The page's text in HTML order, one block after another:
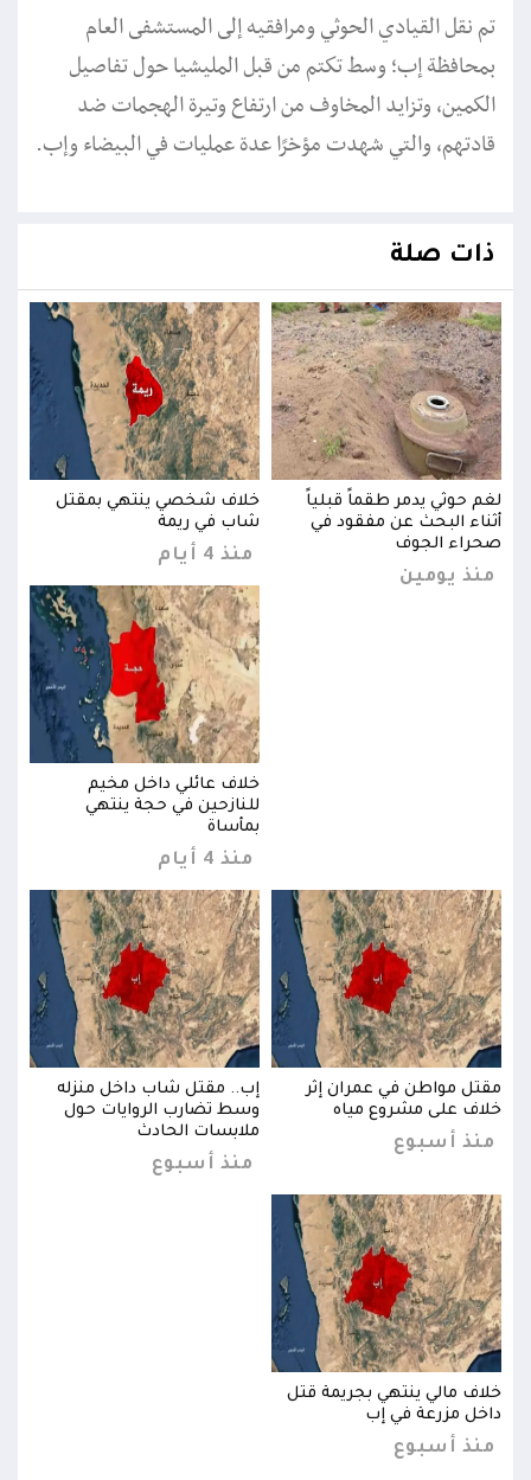
تم نقل القيادي الحوثي ومرافقيه إلى المستشفى العام
بمحافظة إب؛ وسط تكتم من قبل المليشيا حول تفاصيل
الكمين، وتزايد المخاوف من ارتفاع وتيرة الهجمات ضد
قادتهم، والتي شهدت مؤخرًا عدة عمليات في البيضاء وإب.
ذات صلة
لغم حوثي يدمر طقماً قبلياً
أثناء البحث عن مفقود في
صحراء الجوف
منذ يومين
خلاف شخصي ينتهي بمقتل
شاب في ريمة
منذ 4 أيام
خلاف عائلي داخل مخيم
للنازحين في حجة ينتهي
بمأساة
منذ 4 أيام
مقتل مواطن في عمران إثر
خلاف على مشروع مياه
منذ أسبوع
إب.. مقتل شاب داخل منزله
وسط تضارب الروايات حول
ملابسات الحادث
منذ أسبوع
خلاف مالي ينتهي بجريمة قتل
داخل مزرعة في إب
منذ أسبوع